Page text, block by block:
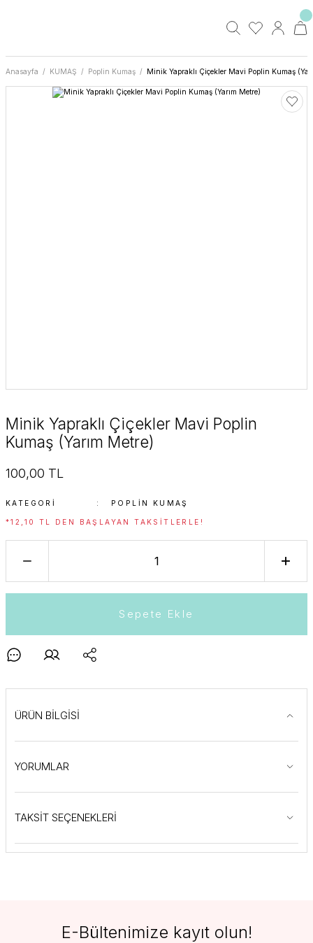
Anasayfa KUMAŞ Poplin Kumaş Minik Yapraklı Çiçekler Mavi Poplin Kumaş
Minik Yapraklı Çiçekler Mavi Poplin
Kumaş (Yarım Metre)
100,00 TL
KATEGORI POPLIN KUMAŞ
*12,10 TL DEN BAŞLAYAN TAKSITLERLE!
Sepete Ekle
ÜRÜN BİLGİSİ
YORUMLAR
TAKSİT SEÇENEKLERİ
E-Bültenimize kayıt olun!